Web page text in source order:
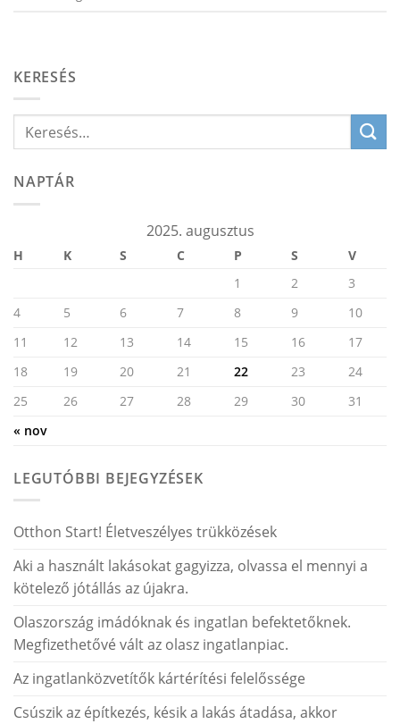
KERESÉS
NAPTÁR
2025. augusztus
H K S C P S V
« nov
1 2
3
4
5 6 7 8 9
10
11
12 13 14 15 16
17
18
19 20 21 22 23
24
25
26 27 28 29 30 31
LEGUTÓBBI BEJEGYZÉSEK
Otthon Start! Életveszélyes trükközések
Aki a használt lakásokat gagyizza, olvassa el mennyi a
kötelező jótállás az újakra.
Olaszország imádóknak és ingatlan befektetőknek.
Megfizethetővé vált az olasz ingatlanpiac.
Az ingatlanközvetítők kártérítési felelőssége
Csúszik az építkezés, késik a lakás átadása, akkor